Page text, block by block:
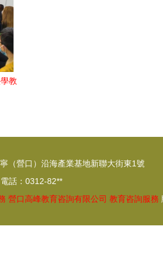
教
（營口）沿海產業基地新聯大街東1號
電話：0312-82**
營口高峰教育咨詢有限公司 教育咨詢服務